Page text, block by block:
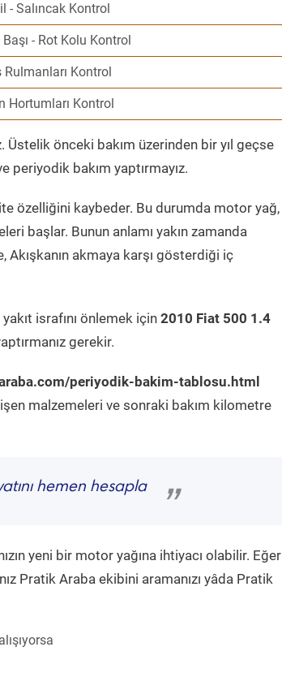
- Salıncak Kontrol
Başı - Rot Kolu Kontrol
Rulmanları Kontrol
Hortumları Kontrol
Üstelik önceki bakım üzerinden bir yıl geçse
periyodik bakım yaptırmayız.
özelliğini kaybeder. Bu durumda motor yağ,
başlar. Bunun anlamı yakın zamanda
akmaya karşı gösterdiği iç
israfını önlemek için 2010 Fiat 500 1.4
gerekir.
periyodik-bakim-tablosu.html
malzemeleri ve sonraki bakım kilometre
hemen hesapla
”
yeni bir motor yağına ihtiyacı olabilir. Eğer
Pratik Araba ekibini aramanızı yâda Pratik